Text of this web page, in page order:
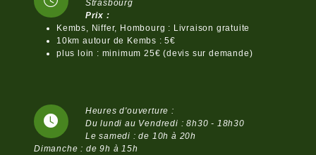
Strasbourg
Prix :
Kembs, Niffer, Hombourg : Livraison gratuite
10km autour de Kembs : 5€
plus loin : minimum 25€ (devis sur demande)
Heures d'ouverture :
Du lundi au Vendredi : 8h30 - 18h30
Le samedi : de 10h à 20h
Dimanche : de 9h à 15h